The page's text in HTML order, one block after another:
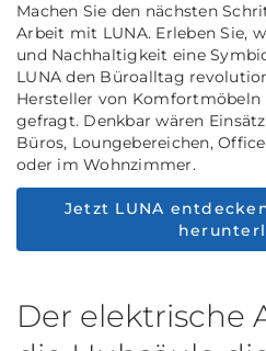
Machen Sie den nächsten
Arbeit mit LUNA. Erleben Sie,
und Nachhaltigkeit eine
LUNA den Büroalltag
Hersteller von
gefragt. Denkbar wären
Büros, Loungebereichen,
oder im Wohnzimmer.
Jetzt LUNA
Der elektrische